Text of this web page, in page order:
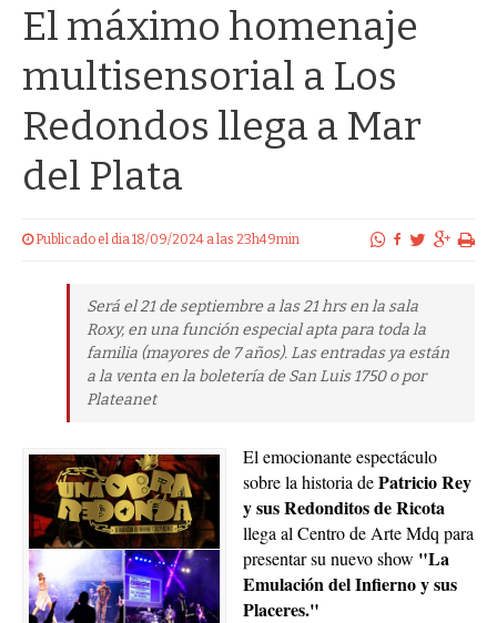
El máximo homenaje
multisensorial a Los
Redondos llega a Mar
del Plata
Publicado el dia 18/09/2024 a las 23h49min
Será el 21 de septiembre a las 21 hrs en la sala
Roxy, en una función especial apta para toda la
familia (mayores de 7 años). Las entradas ya están
a la venta en la boletería de San Luis 1750 o por
Plateanet
El emocionante espectáculo
sobre la historia dePatricio Rey
y sus Redonditos de Ricota
llega al Centro de Arte Mdq para
presentar su nuevo show "La
Emulación del Infierno y sus
Placeres."